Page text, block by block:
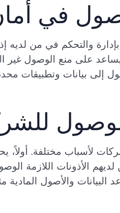
في
والتحكم في من لديه
على منع الوصول غير
إلى بيانات وتطبيقات
لأسباب مختلفة.
الأذونات اللازمة
والأصول المادية